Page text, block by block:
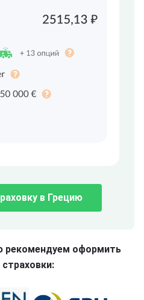
в Грецию
рекомендуем оформить